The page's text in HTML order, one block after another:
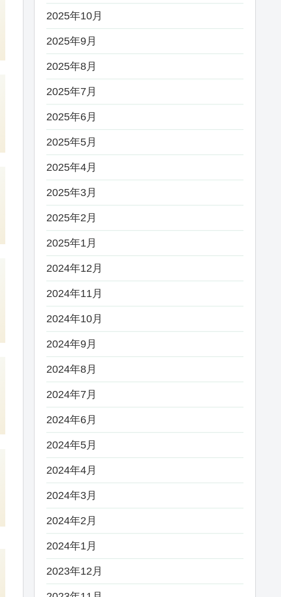
2025年10月
2025年9月
2025年8月
2025年7月
2025年6月
2025年5月
2025年4月
2025年3月
2025年2月
2025年1月
2024年12月
2024年11月
2024年10月
2024年9月
2024年8月
2024年7月
2024年6月
2024年5月
2024年4月
2024年3月
2024年2月
2024年1月
2023年12月